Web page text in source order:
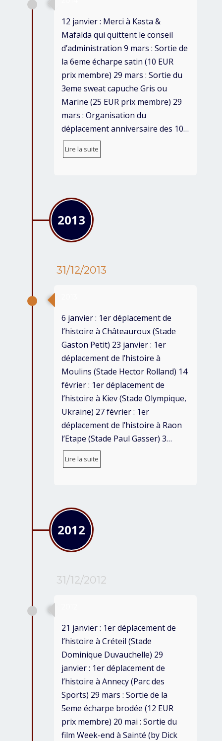
12 janvier : Merci à Kasta &
Mafalda qui quittent le conseil
d’administration 9 mars : Sortie de
la 6eme écharpe satin (10 EUR
prix membre) 29 mars : Sortie du
3eme sweat capuche Gris ou
Marine (25 EUR prix membre) 29
mars : Organisation du
déplacement anniversaire des 10…
Lire la suite
2013
31/12/2013
6 janvier : 1er déplacement de
l’histoire à Châteauroux (Stade
Gaston Petit) 23 janvier : 1er
déplacement de l’histoire à
Moulins (Stade Hector Rolland) 14
février : 1er déplacement de
l’histoire à Kiev (Stade Olympique,
Ukraine) 27 février : 1er
déplacement de l’histoire à Raon
l’Etape (Stade Paul Gasser) 3…
Lire la suite
2012
31/12/2012
21 janvier : 1er déplacement de
l’histoire à Créteil (Stade
Dominique Duvauchelle) 29
janvier : 1er déplacement de
l’histoire à Annecy (Parc des
Sports) 29 mars : Sortie de la
5eme écharpe brodée (12 EUR
prix membre) 20 mai : Sortie du
film Week-end à Sainté (by Dick